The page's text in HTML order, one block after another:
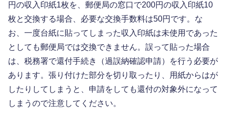
円の収入印紙1枚を、郵便局の窓口で200円の収入印紙10
枚と交換する場合、必要な交換手数料は50円です。な
お、一度台紙に貼ってしまった収入印紙は未使用であった
としても郵便局では交換できません。誤って貼った場合
は、税務署で還付手続き（過誤納確認申請）を行う必要が
あります。張り付けた部分を切り取ったり、用紙からはが
したりしてしまうと、申請をしても還付の対象外になって
しまうので注意してください。